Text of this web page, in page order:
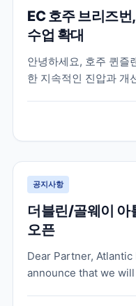
EC 호주 브리즈
수업 확대
안녕하세요, 호주 퀸즐
한 지속적인 진압과 개
일간 (월요일, 화요일,
이 진행되며, 목요일과
공지사항
더블린/골웨이 아
오픈
Dear Partner,
announce that we